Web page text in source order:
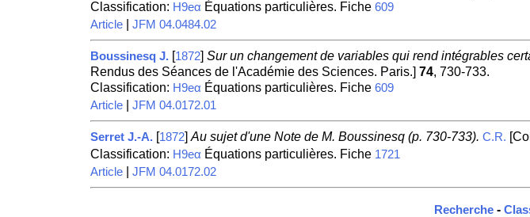
Classification: H9eα Équations particulières. Fiche 609
Article| JFM 04.0484.02
Boussinesq J. [1872] Sur un changement de variables qui rend intégrables
Rendus des Séances de l'Académie des Sciences. Paris.] 74, 730-733.
Classification: H9eα Équations particulières. Fiche 609
Article| JFM 04.0172.01
Serret J.-A. [1872] Au sujet d'une Note de M. Boussinesq (p. 730-733). C.R.
Classification: H9eα Équations particulières. Fiche 1721
Article| JFM 04.0172.02
Recherche -